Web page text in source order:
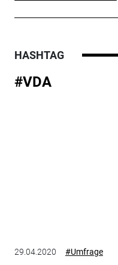
HASHTAG
#VDA
29.04.2020 #Umfrage